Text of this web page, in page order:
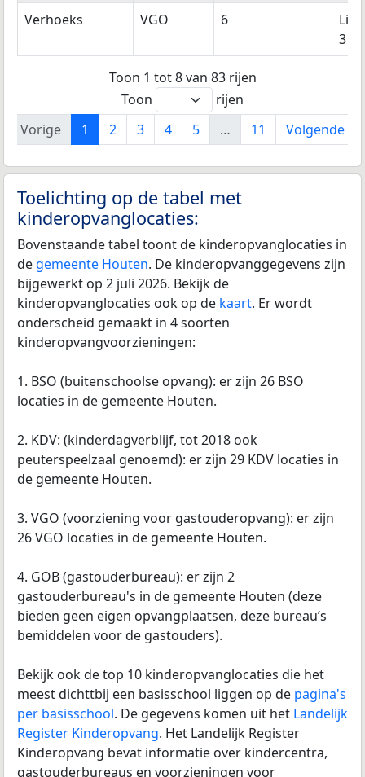
Verhoeks VGO 6
3
Toon 1 tot 8 van 83 rijen
Toon
rijen
Vorige
1 2 3 4 5 … 11 Volgende
Toelichting op de tabel met
kinderopvanglocaties:
Bovenstaande tabel toont de kinderopvanglocaties in
de gemeente Houten. De kinderopvanggegevens zijn
bijgewerkt op 2 juli 2026. Bekijk de
kinderopvanglocaties ook op de kaart. Er wordt
onderscheid gemaakt in 4 soorten
kinderopvangvoorzieningen:
1. BSO (buitenschoolse opvang): er zijn 26 BSO
locaties in de gemeente Houten.
2. KDV: (kinderdagverblijf, tot 2018 ook
peuterspeelzaal genoemd): er zijn 29 KDV locaties in
de gemeente Houten.
3. VGO (voorziening voor gastouderopvang): er zijn
26 VGO locaties in de gemeente Houten.
4. GOB (gastouderbureau): er zijn 2
gastouderbureau's in de gemeente Houten (deze
bieden geen eigen opvangplaatsen, deze bureau’s
bemiddelen voor de gastouders).
Bekijk ook de top 10 kinderopvanglocaties die het
meest dichttbij een basisschool liggen op de pagina's
per basisschool. De gegevens komen uit het Landelijk
Register Kinderopvang. Het Landelijk Register
Kinderopvang bevat informatie over kindercentra,
gastouderbureaus en voorzieningen voor